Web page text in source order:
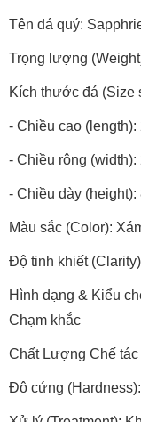
Tên đá quý:
Trọng lượng
Kích thước đá (Size
- Chiều cao (length):
- Chiều rộng (width):
- Chiều dày (height):
Màu sắc (Color):
Độ tinh khiết
Hình dạng & Kiểu
Chạm khắc
Chất Lượng Chế tác
Độ cứng